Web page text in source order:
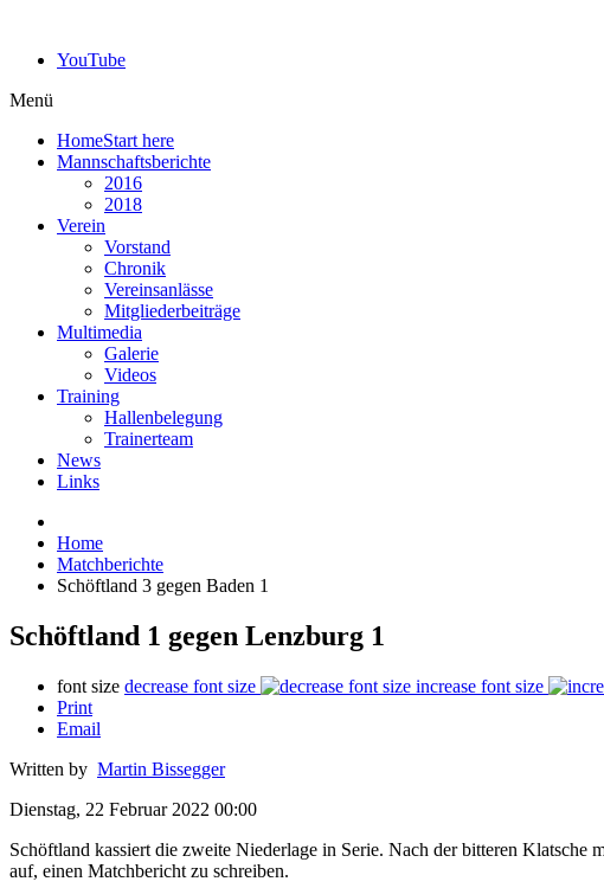
YouTube
Menü
HomeStart here
Mannschaftsberichte
2016
2018
Verein
Vorstand
Chronik
Vereinsanlässe
Mitgliederbeiträge
Multimedia
Galerie
Videos
Training
Hallenbelegung
Trainerteam
News
Links
Home
Matchberichte
Schöftland 3 gegen Baden 1
Schöftland 1 gegen Lenzburg 1
font size decrease font size
increase font size
Print
Email
Written by Martin Bissegger
Dienstag, 22 Februar 2022 00:00
Schöftland kassiert die zweite Niederlage in Serie. Nach der bitteren
auf, einen Matchbericht zu schreiben.